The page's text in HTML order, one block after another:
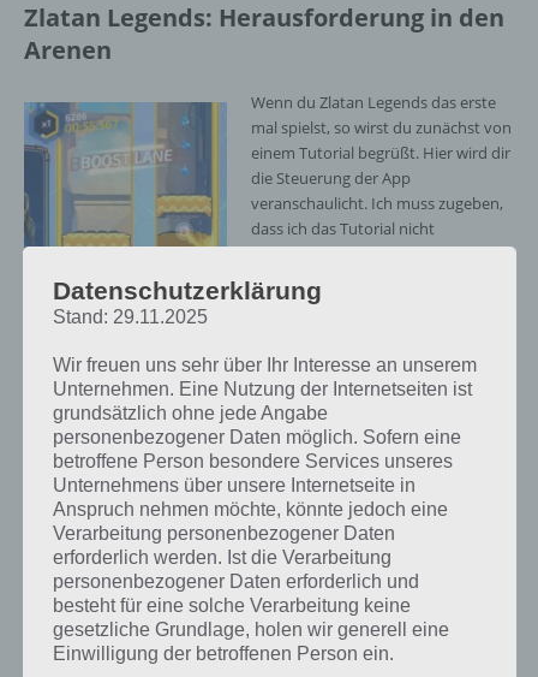
Zlatan Legends: Herausforderung in den
Arenen
Zlatan Legends
Screenshot vom Spiel
– (c) Isbit Games
Wenn du Zlatan Legends das erste
mal spielst, so wirst du zunächst von
einem Tutorial begrüßt. Hier wird dir
die Steuerung der App
veranschaulicht. Ich muss zugeben,
dass ich das Tutorial nicht
gemeistert hatte, da ich nicht
verstanden hatte, dass während der
Ball fliegt, man nun bereits
oben schießen kann. Dies habe ich
erst im Spiel mitbekommen. Daran
erkennt man sehr gut, dass Zlatan
Legends kein 0815 Arcade-Sportspiel
ist, sondern eine echte
Herausforderung sein soll.
In den Arenen tritt man dann in
Zlatan Legends gegen andere
Computergegner an, wobei die
Aufgabe darin besteht vor diesen die Ziellinie zu erreichen. Dazu
muss man mit seinem Finger nach hinten ziehen und die Richtung
festlegen, in welcher Zlatan den Ball schießen soll. In der Arena, bzw.
Datenschutzerklärung
Stand: 29.11.2025
Wir freuen uns sehr über Ihr Interesse an unserem
Unternehmen. Eine Nutzung der Internetseiten ist
grundsätzlich ohne jede Angabe
personenbezogener Daten möglich. Sofern eine
betroffene Person besondere Services unseres
Unternehmens über unsere Internetseite in
Anspruch nehmen möchte, könnte jedoch eine
Verarbeitung personenbezogener Daten
erforderlich werden. Ist die Verarbeitung
personenbezogener Daten erforderlich und
besteht für eine solche Verarbeitung keine
gesetzliche Grundlage, holen wir generell eine
Einwilligung der betroffenen Person ein.